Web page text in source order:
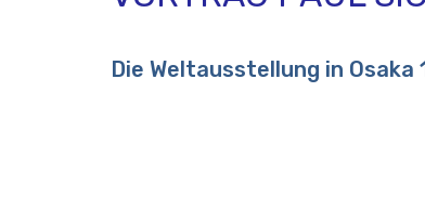
Die Weltausstellung in Osaka